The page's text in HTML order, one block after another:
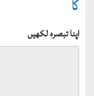
گا
اپنا تبصرہ لکھیں